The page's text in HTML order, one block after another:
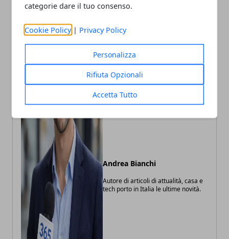
categorie dare il tuo consenso.
Cookie Policy | Privacy Policy
Personalizza
Rifiuta Opzionali
Accetta Tutto
Andrea Bianchi
Autore di articoli di attualità, casa e
tech porto in Italia le ultime novità.